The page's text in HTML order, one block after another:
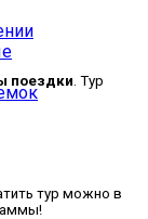
поездки . Тур
тур можно в